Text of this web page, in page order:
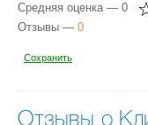
Средняя оценка — 0
Отзывы — 0
Сохранить
Отзывы о